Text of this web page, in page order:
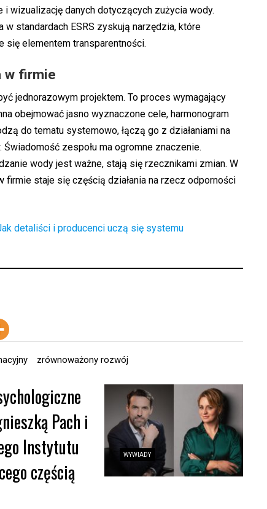
wizualizację danych dotyczących zużycia wody.
w standardach ESRS zyskują narzędzia, które
się elementem transparentności.
w firmie
jednorazowym projektem. To proces wymagający
obejmować jasno wyznaczone cele, harmonogram
do tematu systemowo, łączą go z działaniami na
zespołu ma ogromne znaczenie.
wody jest ważne, stają się rzecznikami zmian. W
staje się częścią działania na rzecz odporności
detaliści i producenci uczą się systemu
zrównoważony rozwój
WYWIADY
Pach i
Instytutu
częścią